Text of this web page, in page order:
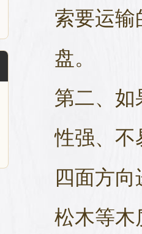
索要运
盘。
第二、
性强、
四面方
松木等